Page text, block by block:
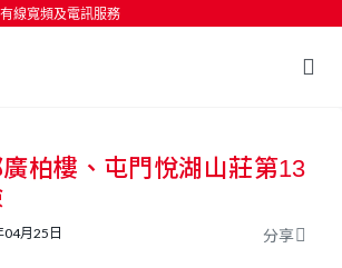
有線寬頻及電訊服務
柏樓、屯門悅湖山莊第13
月25日 分享